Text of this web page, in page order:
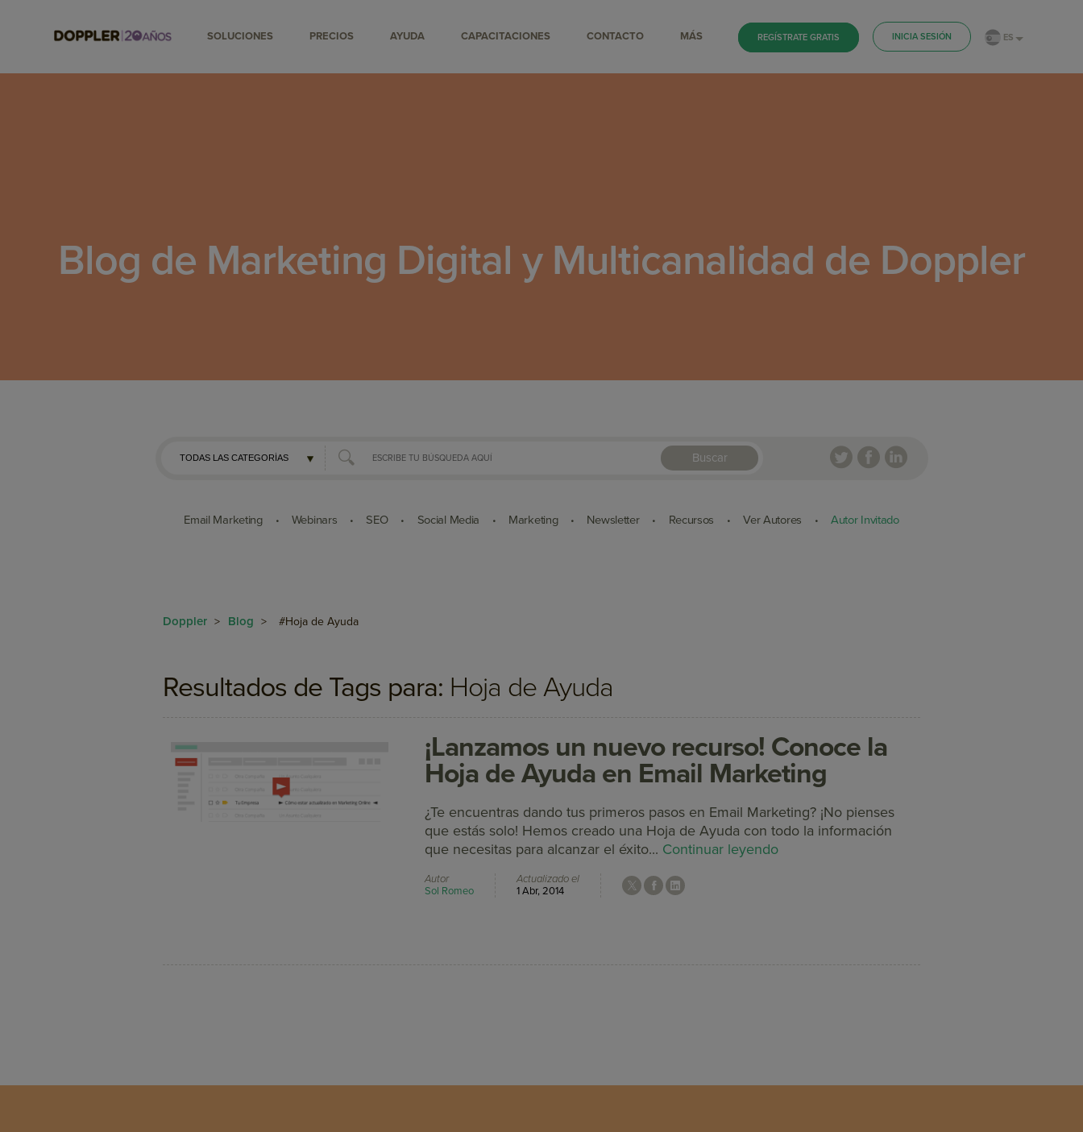
SOLUCIONES PRECIOS AYUDA CAPACITACIONES CONTACTO MÁS REGÍSTRATE GRATIS INICIA SESIÓN ES
Blog de Marketing Digital y Multicanalidad de Doppler
Buscar
Email Marketing • Webinars • SEO • Social Media • Marketing • Newsletter • Recursos • Ver Autores • Autor Invitado
Doppler > Blog > #Hoja de Ayuda
Resultados de Tags para: Hoja de Ayuda
¡Lanzamos un nuevo recurso! Conoce la
Hoja de Ayuda en Email Marketing
¿Te encuentras dando tus primeros pasos en Email Marketing? ¡No pienses
que estás solo! Hemos creado una Hoja de Ayuda con todo la información
que necesitas para alcanzar el éxito... Continuar leyendo
Autor
Sol Romeo
Actualizado el
1 Abr, 2014